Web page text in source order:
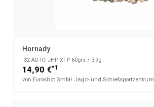
Hornady
.32 AUTO JHP XTP 60grs / 3,9g
14,90 €*1
von Euroshot GmbH Jagd- und Schießsportzentrum